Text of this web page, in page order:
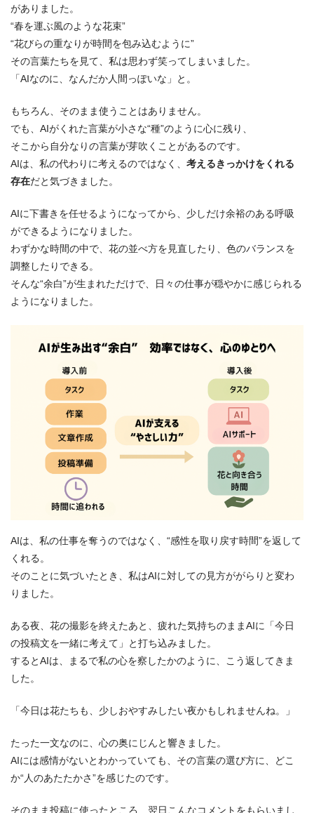
がありました。
“春を運ぶ風のような花束”
“花びらの重なりが時間を包み込むように”
その言葉たちを見て、私は思わず笑ってしまいました。
「AIなのに、なんだか人間っぽいな」と。
もちろん、そのまま使うことはありません。
でも、AIがくれた言葉が小さな“種”のように心に残り、
そこから自分なりの言葉が芽吹くことがあるのです。
AIは、私の代わりに考えるのではなく、 考えるきっかけをくれる
存在だと気づきました。
AIに下書きを任せるようになってから、少しだけ余裕のある呼吸
ができるようになりました。
わずかな時間の中で、花の並べ方を見直したり、色のバランスを
調整したりできる。
そんな“余白”が生まれただけで、日々の仕事が穏やかに感じられる
ようになりました。
AIは、私の仕事を奪うのではなく、“感性を取り戻す時間”を返して
くれる。
そのことに気づいたとき、私はAIに対しての見方ががらりと変わ
りました。
ある夜、花の撮影を終えたあと、疲れた気持ちのままAIに「今日
の投稿文を一緒に考えて」と打ち込みました。
するとAIは、まるで私の心を察したかのように、こう返してきま
した。
「今日は花たちも、少しおやすみしたい夜かもしれませんね。」
たった一文なのに、心の奥にじんと響きました。
AIには感情がないとわかっていても、その言葉の選び方に、どこ
か“人のあたたかさ”を感じたのです。
そのまま投稿に使ったところ、翌日こんなコメントをもらいまし